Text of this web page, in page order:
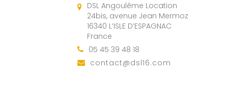
DSL Angoulême Location
24bis, avenue Jean Mermoz
16340 L’ISLE D’ESPAGNAC
France
05 45 39 48 18
contact@dsl16.com